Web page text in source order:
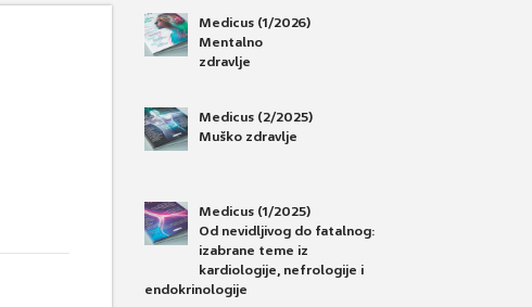
Medicus (1/2026)
Mentalno
zdravlje
Medicus (2/2025)
Muško zdravlje
Medicus (1/2025)
Od nevidljivog do fatalnog:
izabrane teme iz
kardiologije, nefrologije i
endokrinologije